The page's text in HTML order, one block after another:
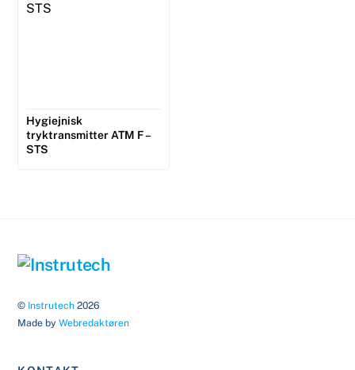
Hygiejnisk
tryktransmitter ATM F –
STS
© Instrutech 2026
Made byWebredaktøren